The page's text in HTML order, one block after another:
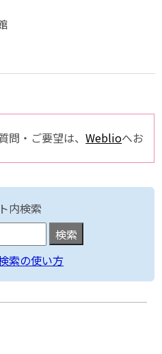
問・ご要望は、Weblioへお
内検索
索の使い方